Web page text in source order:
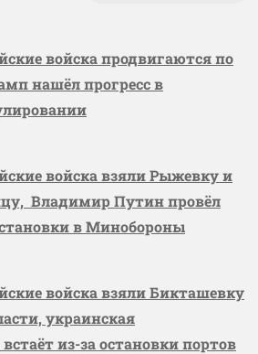
войска продвигаются по
нашёл прогресс в
войска взяли Рыжевку и
Владимир Путин провёл
в Минобороны
войска взяли Бикташевку
украинская
из-за остановки портов